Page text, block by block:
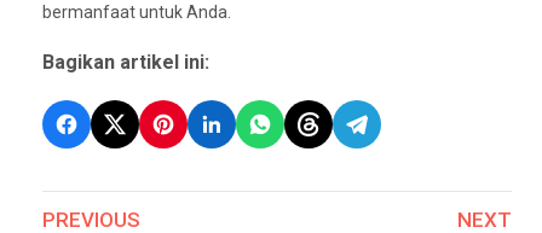
bermanfaat untuk Anda.
Bagikan artikel ini:
PREVIOUS NEXT